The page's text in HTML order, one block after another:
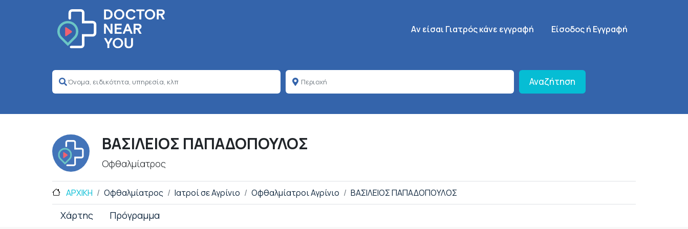
Κεντρική πλοήγηση
Aν είσαι Γιατρός κάνε εγγραφή SignUp Menu
Είσοδος ή Εγγραφή
Αναζήτηση
ΒΑΣΙΛΕΙΟΣ ΠΑΠΑΔΟΠΟΥΛΟΣ
Οφθαλμίατρος
ΑΡΧΙΚΗ Οφθαλμίατρος Ιατροί σε Αγρίνιο Οφθαλμίατροι Αγρίνιο ΒΑΣΙΛΕΙΟΣ ΠΑΠΑΔΟΠΟΥΛΟΣ
Χάρτης Πρόγραμμα